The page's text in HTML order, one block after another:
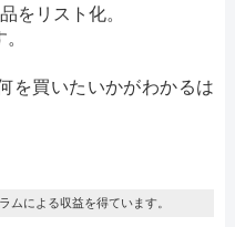
をリスト化。
を買いたいかがわかるは
による収益を得ています。